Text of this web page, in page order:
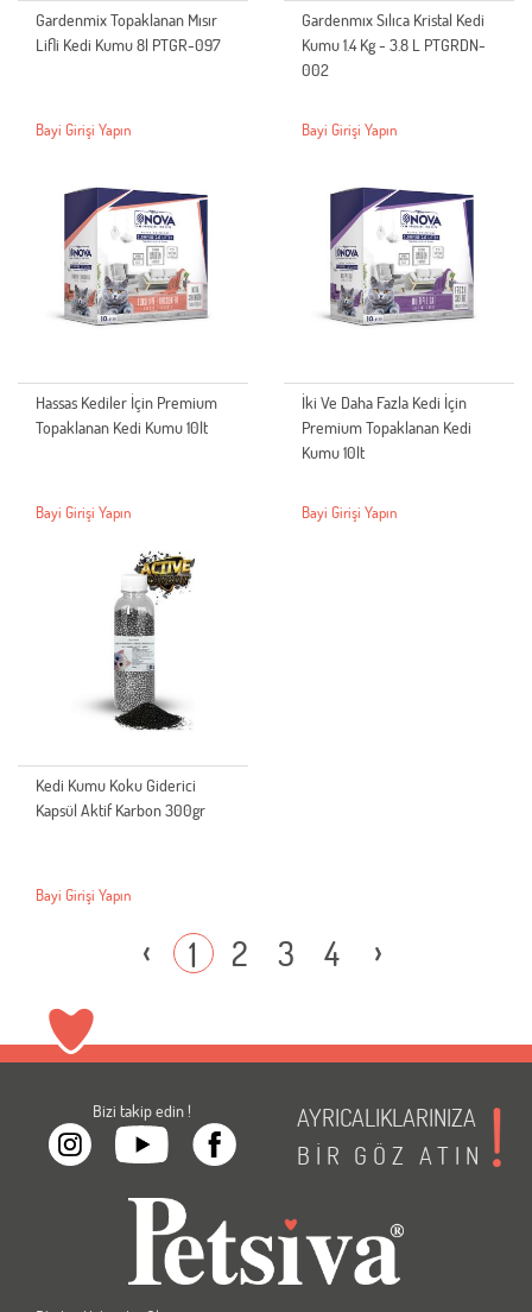
Gardenmix Topaklanan Mısır
Lifli Kedi Kumu 8l PTGR-097
Bayi Girişi Yapın
Gardenmıx Sılıca Kristal Kedi
Kumu 1.4 Kg - 3.8 L PTGRDN-
002
Bayi Girişi Yapın
Hassas Kediler İçin Premium
Topaklanan Kedi Kumu 10lt
Bayi Girişi Yapın
İki Ve Daha Fazla Kedi İçin
Premium Topaklanan Kedi
Kumu 10lt
Bayi Girişi Yapın
Kedi Kumu Koku Giderici
Kapsül Aktif Karbon 300gr
Bayi Girişi Yapın
‹ 1 2 3 4 ›
Bizi takip edin !
AYRICALIKLARINIZA
BİR GÖZ ATIN